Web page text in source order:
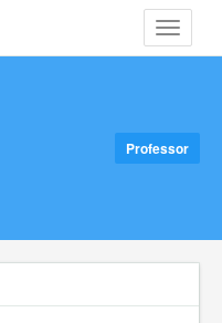
Toggle
Professor